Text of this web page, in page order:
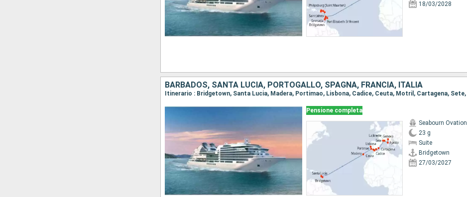
18/03/2028
BARBADOS, SANTA LUCIA, PORTOGALLO, SPAGNA, FRANCIA, ITALIA
Pensione completa
Seabourn Ovation
23 g
Suite
Bridgetown
27/03/2027